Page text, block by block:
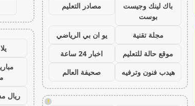
باك لينك وجيست
بوست
مصادر التعليم
مجلة تقنية
يو ان بي الرياضي
موقع حالة للتعليم
اخبار 24 ساعة
هيدب فنون وترفيه
صحيفة العالم
!
ريال